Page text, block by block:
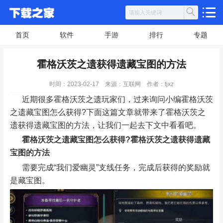
首页 软件 手游 排行 专题
霍格沃茨之遗获得遗藏宝图的方法
时间：2023-02-17 来源：互联网 作者：tjxz
近期很多霍格沃茨之遗玩家们，过来询问小编霍格沃茨
之遗藏宝图怎么获得?下面这篇文章就带来了霍格沃茨之
遗获得遗藏宝图的方法，让我们一起去下文中看看吧。
霍格沃茨之遗藏宝图怎么获得?霍格沃茨之遗获得遗藏
宝图的方法
需要完成“我们爱幽灵”支线任务，完成后获得的奖励就
是藏宝图。